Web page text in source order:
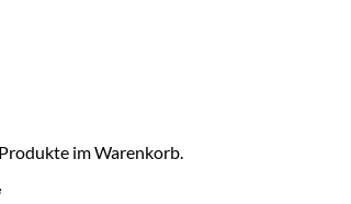
im Warenkorb.